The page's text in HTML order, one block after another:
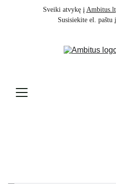
Sveiki atvykę į Ambitus.lt
Susisiekite el. paštu